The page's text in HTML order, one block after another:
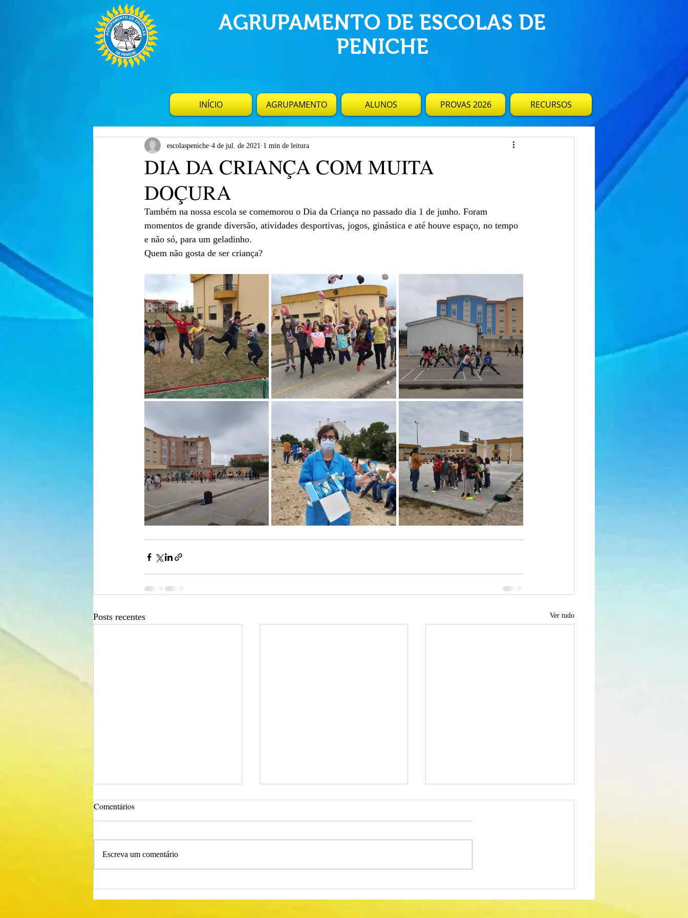
AGRUPAMENTO DE ESCOLAS DE
PENICHE
INÍCIO AGRUPAMENTO ALUNOS PROVAS 2026 RECURSOS
DIA DA CRIANÇA COM MUITA
DOÇURA
escolaspeniche 4 de jul. de 2021 1 min de leitura
Também na nossa escola se comemorou o Dia da Criança no passado dia 1 de junho. Foram
momentos de grande diversão, atividades desportivas, jogos, ginástica e até houve espaço, no tempo
e não só, para um geladinho.
Quem não gosta de ser criança?
Posts recentes Ver tudo
Procedimento Concursal
Comum para Técnico Superior -
Alteração do calendário das
Provas Finais do Ensino Básico
Procedimento Concursal
Comum para Técnico Superior -
Comentários
Escreva um comentário